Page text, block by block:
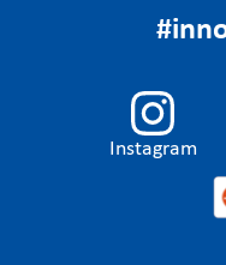
Instagram